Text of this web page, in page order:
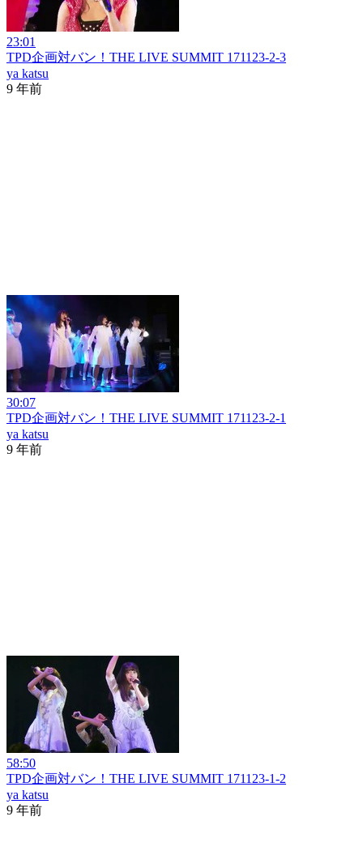
23:01
TPD企画対バン！THE LIVE SUMMIT 171123-2-3
ya katsu
9 年前
30:07
TPD企画対バン！THE LIVE SUMMIT 171123-2-1
ya katsu
9 年前
58:50
TPD企画対バン！THE LIVE SUMMIT 171123-1-2
ya katsu
9 年前